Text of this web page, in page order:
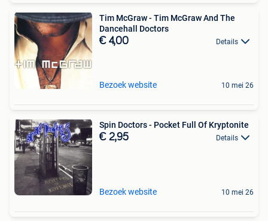
Tim McGraw - Tim McGraw And The
Dancehall Doctors
€ 4,00 Details
Bezoek website 10 mei 26
Spin Doctors - Pocket Full Of Kryptonite
€ 2,95 Details
Bezoek website 10 mei 26